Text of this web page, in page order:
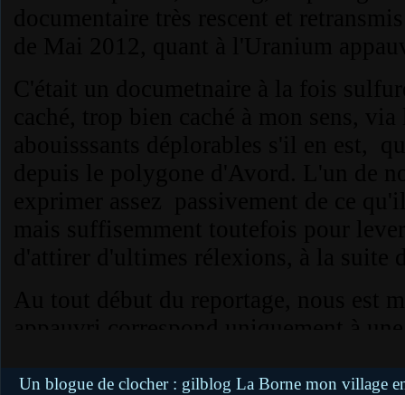
Un blogue de clocher : gilblog La Borne mon village